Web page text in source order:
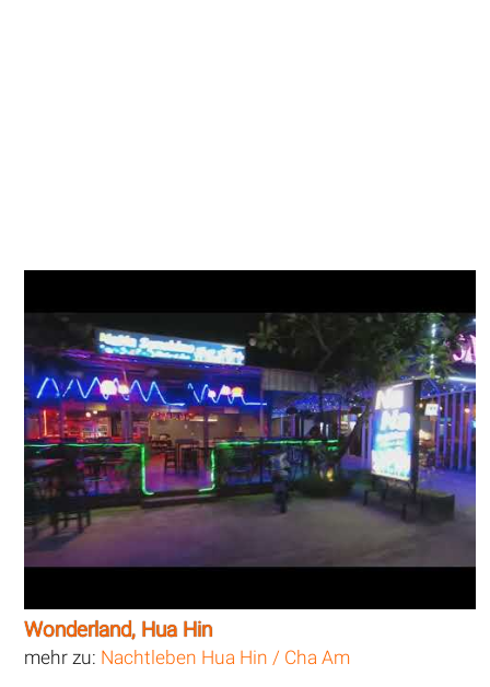
Wonderland, Hua Hin
mehr zu: Nachtleben Hua Hin / Cha Am